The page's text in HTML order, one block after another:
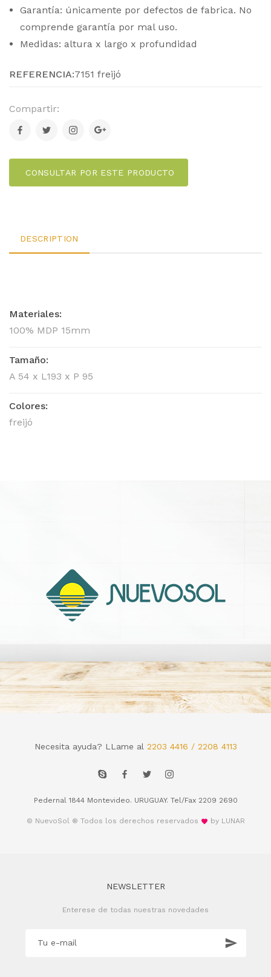
Garantía: únicamente por defectos de fabrica. No
comprende garantía por mal uso.
Medidas: altura x largo x profundidad
REFERENCIA:7151 freijó
Compartir:
CONSULTAR POR ESTE PRODUCTO
DESCRIPTION
Materiales:
100% MDP 15mm
Tamaño:
A 54 x L193 x P 95
Colores:
freijó
Necesita ayuda? LLame al 2203 4416 / 2208 4113
Pedernal 1844 Montevideo. URUGUAY. Tel/Fax 2209 2690
© NuevoSol ® Todos los derechos reservados by LUNAR
NEWSLETTER
Enterese de todas nuestras novedades